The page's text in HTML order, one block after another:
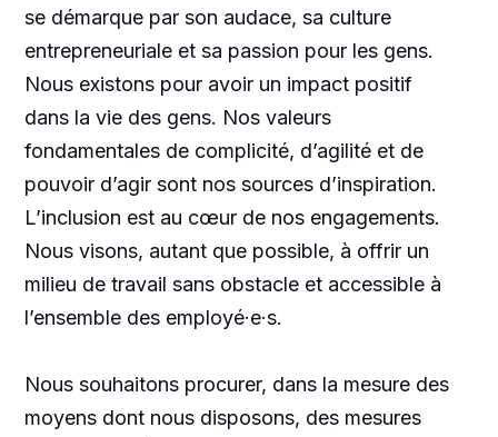
se démarque par son audace, sa culture
entrepreneuriale et sa passion pour les gens.
Nous existons pour avoir un impact positif
dans la vie des gens. Nos valeurs
fondamentales de complicité, d’agilité et de
pouvoir d’agir sont nos sources d’inspiration.
L’inclusion est au cœur de nos engagements.
Nous visons, autant que possible, à offrir un
milieu de travail sans obstacle et accessible à
l’ensemble des employé·e·s.
Nous souhaitons procurer, dans la mesure des
moyens dont nous disposons, des mesures